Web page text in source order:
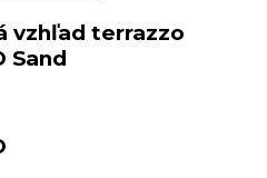
vzhľad terrazzo
Sand